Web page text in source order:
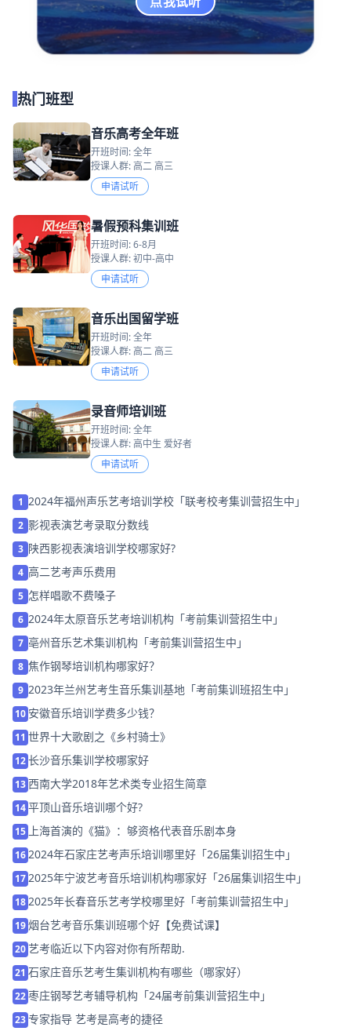
热门班型
音乐高考全年班
开班时间: 全年
授课人群: 高二 高三
申请试听
暑假预科集训班
开班时间: 6-8月
授课人群: 初中-高中
申请试听
音乐出国留学班
开班时间: 全年
授课人群: 高二 高三
申请试听
录音师培训班
开班时间: 全年
授课人群: 高中生 爱好者
申请试听
1 2024年福州声乐艺考培训学校「联考校考集训营招生中」
2 影视表演艺考录取分数线
3 陕西影视表演培训学校哪家好?
4 高二艺考声乐费用
5 怎样唱歌不费嗓子
6 2024年太原音乐艺考培训机构「考前集训营招生中」
7 亳州音乐艺术集训机构「考前集训营招生中」
8 焦作钢琴培训机构哪家好？
9 2023年兰州艺考生音乐集训基地「考前集训班招生中」
10 安徽音乐培训学费多少钱？
11 世界十大歌剧之《乡村骑士》
12长沙音乐集训学校哪家好
13西南大学2018年艺术类专业招生简章
14平顶山音乐培训哪个好?
15 上海首演的《猫》：够资格代表音乐剧本身
16 2024年石家庄艺考声乐培训哪里好「26届集训招生中」
17 2025年宁波艺考音乐培训机构哪家好「26届集训招生中」
18 2025年长春音乐艺考学校哪里好「考前集训营招生中」
19烟台艺考音乐集训班哪个好【免费试课】
20艺考临近以下内容对你有所帮助.
21 石家庄音乐艺考生集训机构有哪些（哪家好）
22枣庄钢琴艺考辅导机构「24届考前集训营招生中」
23专家指导 艺考是高考的捷径